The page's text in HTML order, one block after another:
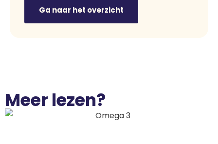
Ga naar het overzicht
Meer lezen?